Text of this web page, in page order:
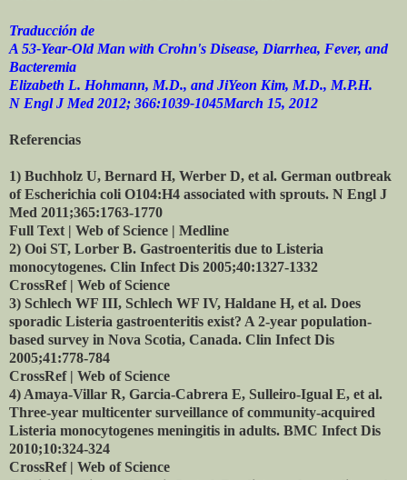
Traducción de
A 53-Year-Old Man with Crohn's Disease, Diarrhea, Fever, and
Bacteremia
Elizabeth L. Hohmann, M.D., and JiYeon Kim, M.D., M.P.H.
N Engl J Med 2012; 366:1039-1045March 15, 2012
Referencias
1) Buchholz U, Bernard H, Werber D, et al. German outbreak
of Escherichia coli O104:H4 associated with sprouts. N Engl J
Med 2011;365:1763-1770
Full Text | Web of Science | Medline
2) Ooi ST, Lorber B. Gastroenteritis due to Listeria
monocytogenes. Clin Infect Dis 2005;40:1327-1332
CrossRef | Web of Science
3) Schlech WF III, Schlech WF IV, Haldane H, et al. Does
sporadic Listeria gastroenteritis exist? A 2-year population-
based survey in Nova Scotia, Canada. Clin Infect Dis
2005;41:778-784
CrossRef | Web of Science
4) Amaya-Villar R, Garcia-Cabrera E, Sulleiro-Igual E, et al.
Three-year multicenter surveillance of community-acquired
Listeria monocytogenes meningitis in adults. BMC Infect Dis
2010;10:324-324
CrossRef | Web of Science